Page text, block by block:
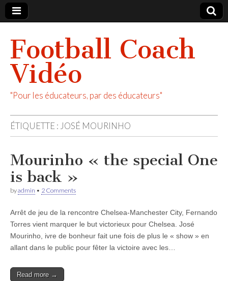
Football Coach
Vidéo
"Pour les éducateurs, par des éducateurs"
ÉTIQUETTE : JOSÉ MOURINHO
Mourinho « the special One
is back »
byadmin • 2 Comments
Arrêt de jeu de la rencontre Chelsea-Manchester City, Fernando
Torres vient marquer le but victorieux pour Chelsea. José
Mourinho, ivre de bonheur fait une fois de plus le « show » en
allant dans le public pour fêter la victoire avec les…
Read more →